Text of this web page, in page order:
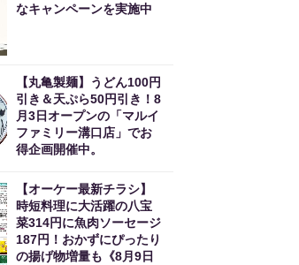
なキャンペーンを実施中
【丸亀製麺】うどん100円
引き＆天ぷら50円引き！8
月3日オープンの「マルイ
ファミリー溝口店」でお
得企画開催中。
【オーケー最新チラシ】
時短料理に大活躍の八宝
菜314円に魚肉ソーセージ
187円！おかずにぴったり
の揚げ物増量も《8月9日